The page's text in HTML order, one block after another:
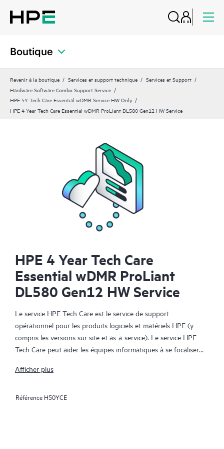
Boutique
Revenir à la boutique Services et support technique
Services et Support
Hardware Software Combo Support Service
HPE 4Y Tech Care Essential wDMR Service HW Only
HPE 4 Year Tech Care Essential wDMR ProLiant DL580 Gen12 HW Service
HPE 4 Year Tech Care
Essential wDMR ProLiant
DL580 Gen12 HW Service
Le service HPE Tech Care est le service de support
opérationnel pour les produits logiciels et matériels HPE (y
compris les versions sur site et as-a-service). Le service HPE
Tech Care peut aider les équipes informatiques à se focaliser
chercher proactivement de meilleures méthodes de travail,
Afficher plus
Référence H50YCE